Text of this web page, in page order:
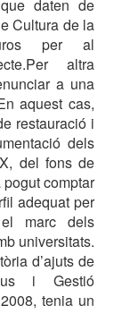
daten de
Cultura de la
per al
altra
a una
aquest cas,
restauració i
dels
del fons de
pogut comptar
adequat per
marc dels
universitats.
d’ajuts de
i Gestió
tenia un